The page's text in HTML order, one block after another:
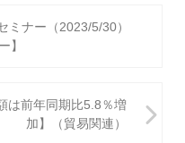
ナー（2023/5/30）
】
は前年同期比5.8％増
加】（貿易関連）